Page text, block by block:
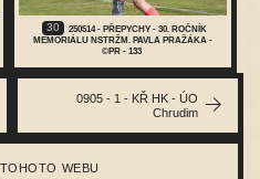
30
250514 - PŘEPYCHY - 30. ROČNÍK
MEMORIÁLU NSTRŽM. PAVLA PRAŽÁKA -
©PR - 133
0905 - 1 - KŘ HK - ÚO
Chrudim
WEBU